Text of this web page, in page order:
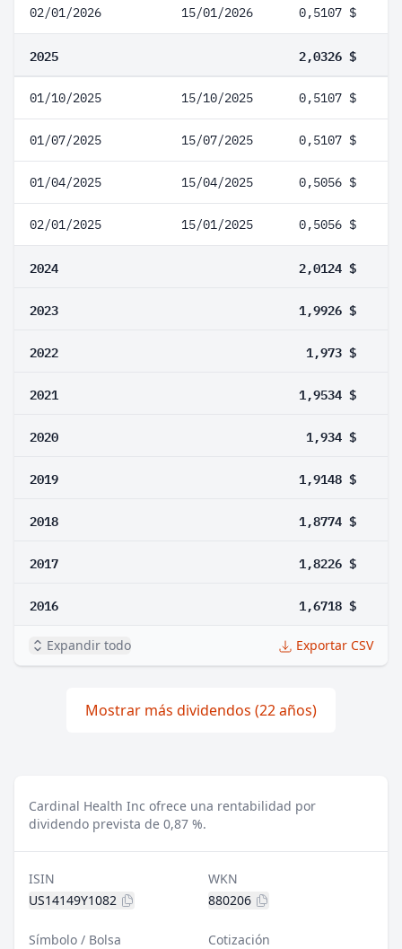
02/01/2026 15/01/2026 0,5107 $
2025 2,0326 $
01/10/2025 15/10/2025 0,5107 $
01/07/2025 15/07/2025 0,5107 $
01/04/2025 15/04/2025 0,5056 $
02/01/2025 15/01/2025 0,5056 $
2024 2,0124 $
2023 1,9926 $
2022 1,973 $
2021 1,9534 $
2020 1,934 $
2019 1,9148 $
2018 1,8774 $
2017 1,8226 $
2016 1,6718 $
Expandir todo Exportar CSV
Mostrar más dividendos (22 años)
Cardinal Health Inc ofrece una rentabilidad por
dividendo prevista de 0,87 %.
ISIN
US14149Y1082
WKN
880206
Símbolo / Bolsa
Cotización